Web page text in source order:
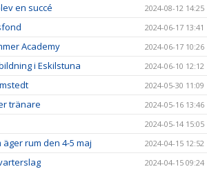
en succé 2024-08-12 14:25
2024-06-17 13:41
Academy 2024-06-17 10:26
i Eskilstuna 2024-06-10 12:12
2024-05-30 11:09
tränare 2024-05-16 13:46
2024-05-14 15:05
rum den 4-5 maj 2024-04-15 12:52
2024-04-15 09:24